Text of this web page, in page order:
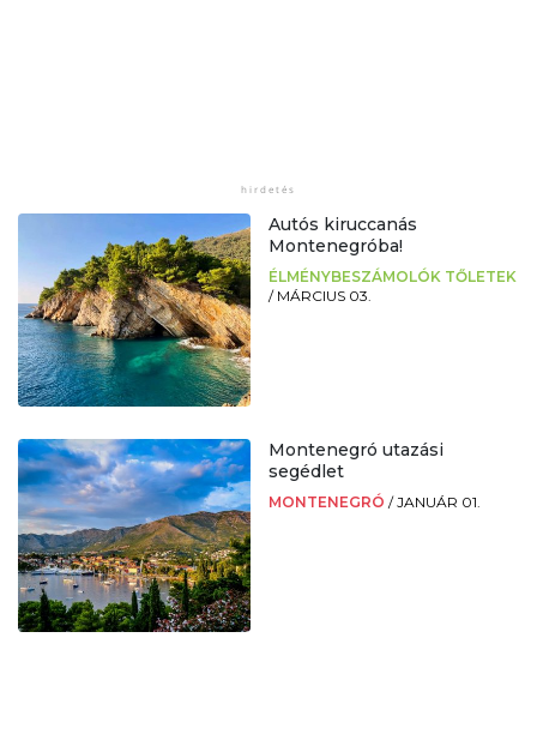
Autós kiruccanás
Montenegróba!
ÉLMÉNYBESZÁMOLÓK TŐLETEK
/ MÁRCIUS 03.
Montenegró utazási
segédlet
MONTENEGRÓ /JANUÁR 01.